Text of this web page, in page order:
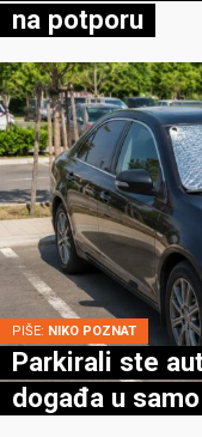
na potporu
PIŠE: NIKO POZNAT
Parkirali ste
događa u